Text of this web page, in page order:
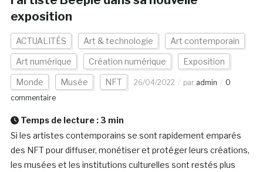
exposition
ACTUALITÉS Art & technologie Art contemporain
Art numérique Création numérique Exposition
Monde Musée NFT 26/04/2022 par admin
0
commentaire
Temps de lecture : 3 min
Si les artistes contemporains se sont rapidement emparés
des NFT pour diffuser, monétiser et protéger leurs créations,
les musées et les institutions culturelles sont restés plus